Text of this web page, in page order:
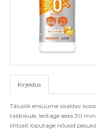
Kirjeldus
Täiuslik ensüüme sisaldav
taldrikule, leotage seda 30
lihtsalt loputage nõusid